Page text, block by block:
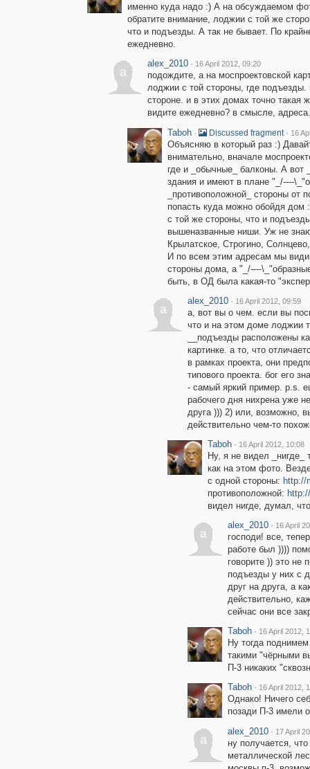
именно куда надо :) А на обсуждаемом
обратите внимание, лоджии с той же
что и подъезды. А так не бывает. По
ежедневно.
a
alex_2010 · 16 April 2012, 09:20
подождите, а на моспроектовской
лоджии с той стороны, где
стороне. и в этих домах точно такая
видите ежедневно? в смысле, адреса.
Taboh · Discussed fragment · 16
Объясняю в который раз :)
внимательно, вначале
где и _обычные_ балконы. А вот
здания и имеют в плане "_/----
_противоположной_ стороны от
попасть куда можно обойдя
с той же стороны, что и
вышеназванные ниши. Уж не
Крылатское, Строгино,
И по всем этим адресам мы
стороны дома, а "_/----
быть, в ОД была какая-то
a
alex_2010 · 16 April 2012, 09:59
а, вот вы о чем. если вы
что и на этом доме лоджии
__подъезды расположены
картинке. а то, что
в рамках проекта, они
типового проекта. бог его
- самый яркий пример. p.s.
рабочего дня нихрена уже
друга ))) 2) или, возможно,
действительно чем-то
Taboh · 16 April 2012, 10:08
Ну, я не видел
как на этом фото.
с одной стороны: http://
противоположной:
видел нигде, думал,
a
alex_2010 · 16 April
господи! все,
работе был ))))
говорите )) это не
подъезды у них с
друг на друга, а
действительно,
сейчас они все
Taboh · 16 April 2012,
Ну тогда
такими "чёрными
П-3 никаких
Taboh · 16 April 2012,
Однако! Ничего
позади П-3 имели
a
alex_2010 · 17 April
ну получается,
металлической